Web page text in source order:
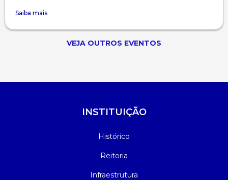
Saiba mais
VEJA OUTROS EVENTOS
INSTITUIÇÃO
Histórico
Reitoria
Infraestrutura